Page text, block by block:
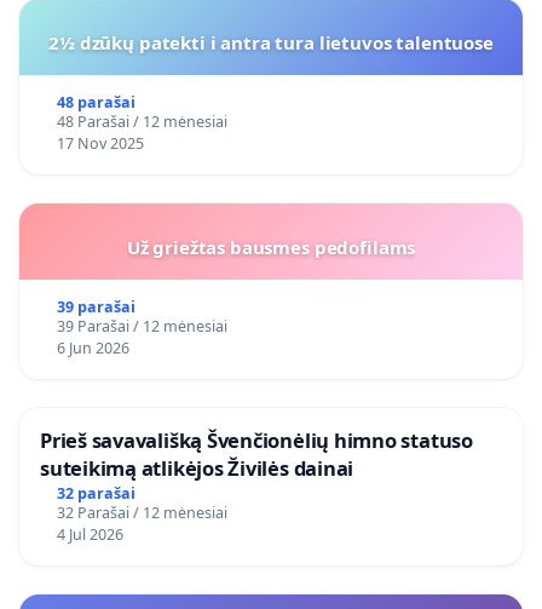
2½ dzūkų patekti i antra tura lietuvos talentuose
48 parašai
48 Parašai / 12 mėnesiai
17 Nov 2025
Už griežtas bausmes pedofilams
39 parašai
39 Parašai / 12 mėnesiai
6 Jun 2026
​Prieš savavališką Švenčionėlių himno statuso
suteikimą atlikėjos Živilės dainai
32 parašai
32 Parašai / 12 mėnesiai
4 Jul 2026